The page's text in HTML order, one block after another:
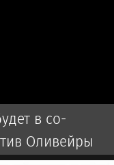
в со-
Оливейры